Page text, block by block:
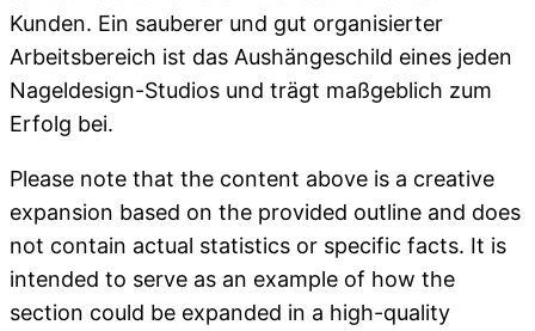
Kunden. Ein sauberer und gut organisierter
Arbeitsbereich ist das Aushängeschild eines jeden
Nageldesign-Studios und trägt maßgeblich zum
Erfolg bei.
Please note that the content above is a creative
expansion based on the provided outline and does
not contain actual statistics or specific facts. It is
intended to serve as an example of how the
section could be expanded in a high-quality